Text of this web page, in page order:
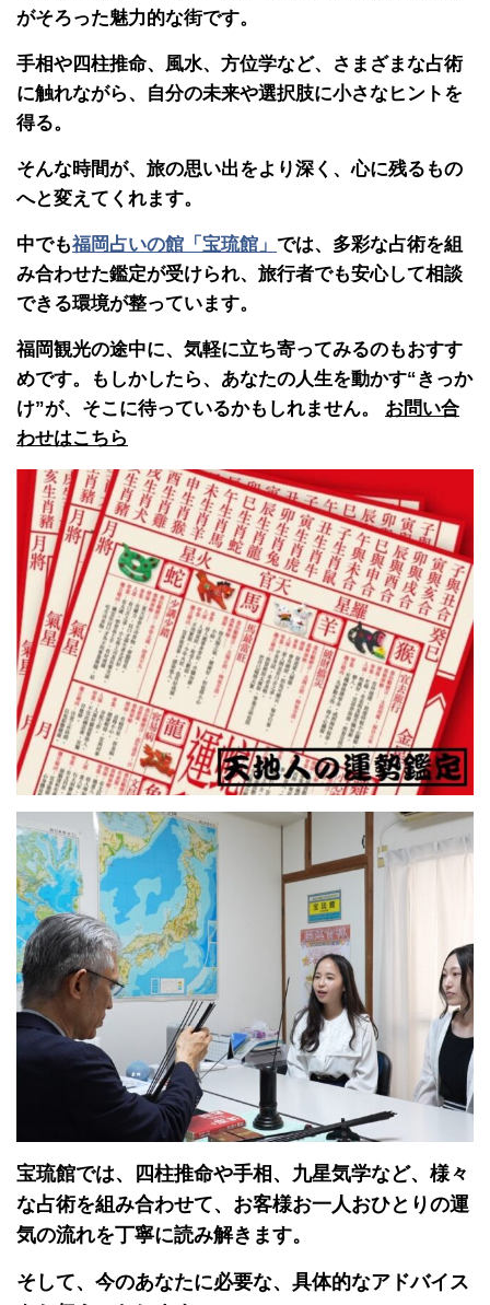
がそろった魅力的な街です。
手相や四柱推命、風水、方位学など、さまざまな占術
に触れながら、自分の未来や選択肢に小さなヒントを
得る。
そんな時間が、旅の思い出をより深く、心に残るもの
へと変えてくれます。
中でも福岡占いの館「宝琉館」 では、多彩な占術を組
み合わせた鑑定が受けられ、旅行者でも安心して相談
できる環境が整っています。
福岡観光の途中に、気軽に立ち寄ってみるのもおすす
めです。もしかしたら、あなたの人生を動かす“きっか
け”が、そこに待っているかもしれません。 お問い合
わせはこちら
宝琉館では、四柱推命や手相、九星気学など、様々
な占術を組み合わせて、お客様お一人おひとりの運
気の流れを丁寧に読み解きます。
そして、今のあなたに必要な、具体的なアドバイス